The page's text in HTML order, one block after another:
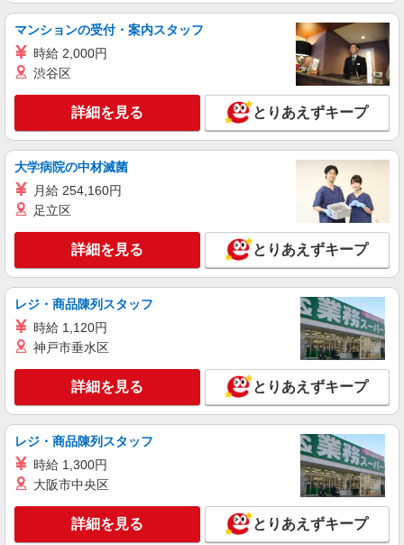
派遣社員
株式会社シーエーセールススタッフ/tkYH36870a
日間勤務の場合＝246,400円（内訳：時給1400円×
実働8時間×22日） ＋残業代（1.25倍：1分単位
で支給） ※時給は経験により変動します。
池袋店
詳細を見る
派遣社員
株式会社シーエーセールススタッフ/tkGS40842a
アパレル販売
時給1500円〜1550円
ルミネ池袋
キープ 詳細を見る
株式会社シーエーセールススタッフ/tkOR38527a
アパレル販売
時給1500円 【月収例】1,500円×8時間×21日＝
252,000＋残業代（時給×1.25倍）※スキルにより
東京都豊島区西池袋1丁目11－1 B1F ルミネ1
キープ 詳細を見る
マンションの受付・案内スタッフ
時給 2,000円
渋谷区
詳細を見る とりあえずキープ
大学病院の中材滅菌
月給 254,160円
足立区
詳細を見る とりあえずキープ
レジ・商品陳列スタッフ
時給 1,120円
神戸市垂水区
詳細を見る とりあえずキープ
レジ・商品陳列スタッフ
時給 1,300円
大阪市中央区
詳細を見る とりあえずキープ